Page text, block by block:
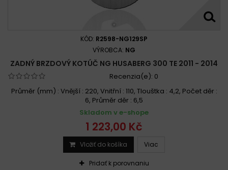
KÓD: R2598-NG129SP
VÝROBCA: NG
ZADNÝ BRZDOVÝ KOTÚČ NG HUSABERG 300 TE 2011 - 2014
Recenzia(e): 0
Průměr (mm) : Vnější : 220, Vnitřní : 110, Tlouštka : 4,2, Počet děr :
6, Průměr děr : 6,5
Skladom v e-shope
1 223,00 Kč
Vložiť do košíka Viac
Pridať k porovnaniu